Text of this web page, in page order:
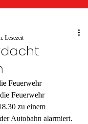
Lesezeit
Feuerwehr
Feuerwehr
zu einem
Autobahn alarmiert.